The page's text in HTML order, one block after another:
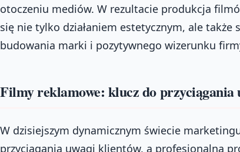
otoczeniu mediów. W rezultacie produkcja
się nie tylko działaniem estetycznym, ale także
budowania marki i pozytywnego wizerunku
Filmy reklamowe: klucz do przyciągania
W dzisiejszym dynamicznym świecie
przyciągania uwagi klientów, a profesjonalna